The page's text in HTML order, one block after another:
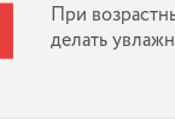
При
делать